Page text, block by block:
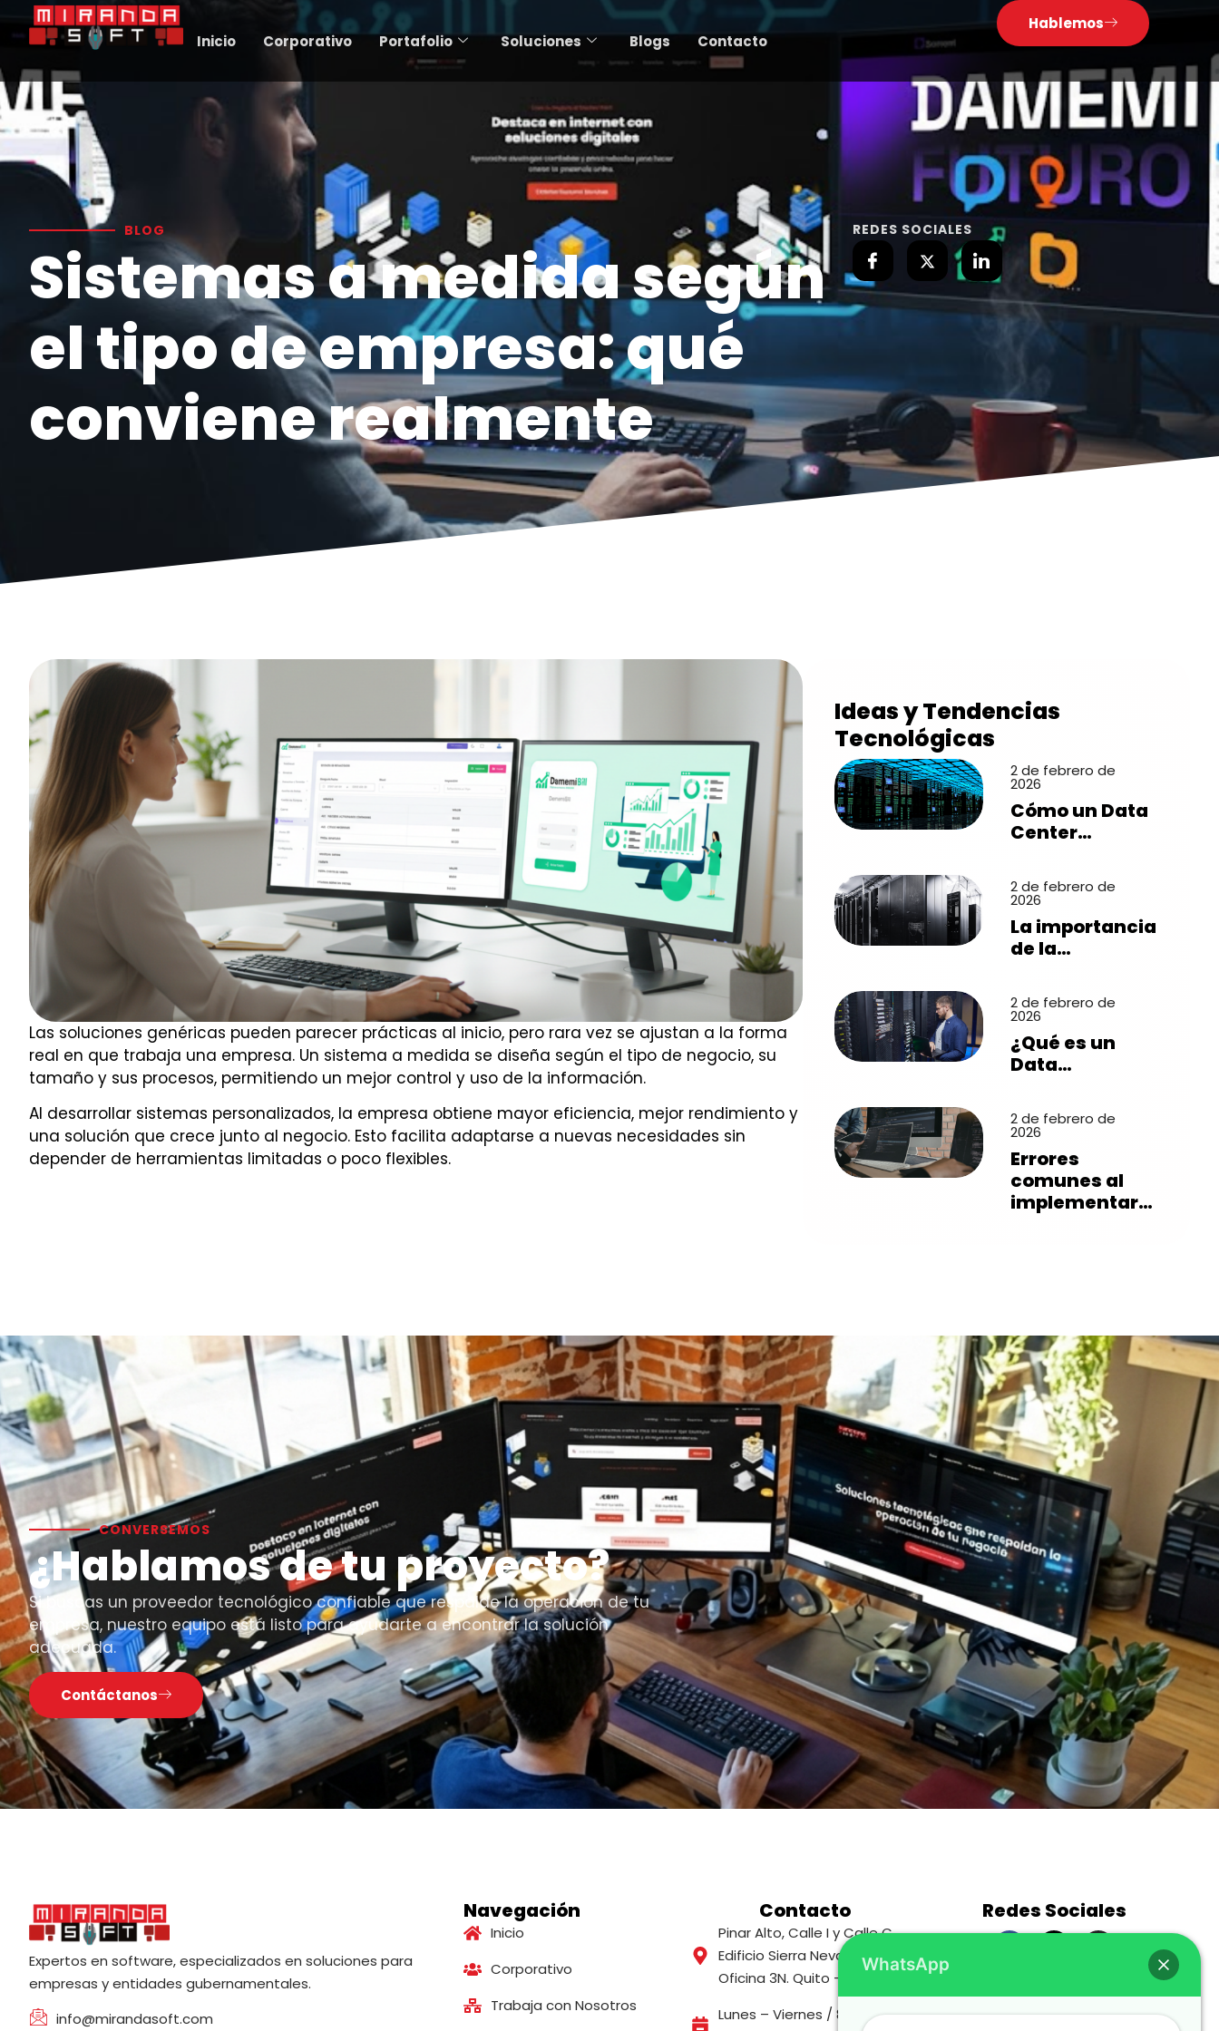
Inicio Corporativo Portafolio Soluciones Blogs Contacto
Hablemos
BLOG
Sistemas a medida según
el tipo de empresa: qué
conviene realmente
REDES SOCIALES
Las soluciones genéricas pueden parecer prácticas al inicio, pero rara vez se ajustan a la forma
real en que trabaja una empresa. Un sistema a medida se diseña según el tipo de negocio, su
tamaño y sus procesos, permitiendo un mejor control y uso de la información.
Al desarrollar sistemas personalizados, la empresa obtiene mayor eficiencia, mejor rendimiento y
una solución que crece junto al negocio. Esto facilita adaptarse a nuevas necesidades sin
depender de herramientas limitadas o poco flexibles.
Ideas y Tendencias
Tecnológicas
2 de febrero de
2026
Cómo un Data
Center…
2 de febrero de
2026
La importancia
de la…
2 de febrero de
2026
¿Qué es un
Data…
2 de febrero de
2026
Errores
comunes al
implementar…
CONVERSEMOS
¿Hablamos de tu proyecto?
Si buscas un proveedor tecnológico confiable que respalde la operación de tu
empresa, nuestro equipo está listo para ayudarte a encontrar la solución
adecuada.
Contáctanos
Expertos en software, especializados en soluciones para
empresas y entidades gubernamentales.
info@mirandasoft.com
Navegación
Inicio
Corporativo
Trabaja con Nosotros
Contacto
Pinar Alto, Calle I y Calle C,
Edificio Sierra Nevada 1,
Oficina 3N. Quito – Ecuador.
Lunes – Viernes / 8:30 AM –
Redes Sociales
WhatsApp